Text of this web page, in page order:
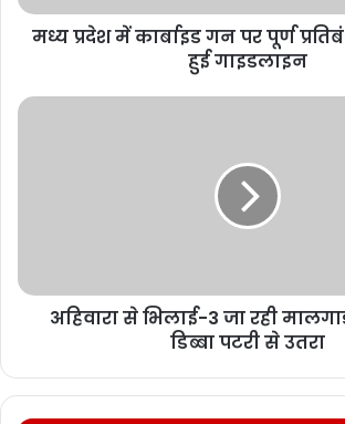
मध्य प्रदेश में कार्बाइड गन पर पूर्ण
हुई गाइडलाइन
अहिवारा से भिलाई-3 जा रही
डिब्बा पटरी से उतरा